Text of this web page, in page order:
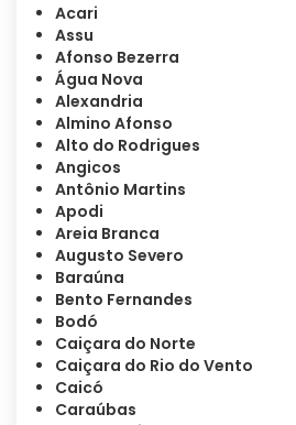
Acari
Assu
Afonso Bezerra
Água Nova
Alexandria
Almino Afonso
Alto do Rodrigues
Angicos
Antônio Martins
Apodi
Areia Branca
Augusto Severo
Baraúna
Bento Fernandes
Bodó
Caiçara do Norte
Caiçara do Rio do Vento
Caicó
Caraúbas